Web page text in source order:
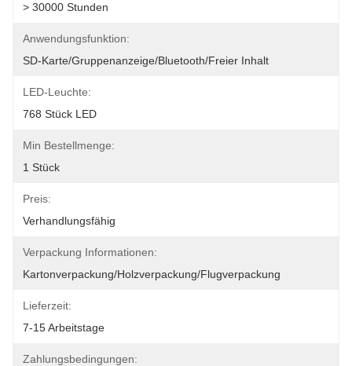
> 30000 Stunden
Anwendungsfunktion:
SD-Karte/Gruppenanzeige/Bluetooth/Freier Inhalt
LED-Leuchte:
768 Stück LED
Min Bestellmenge:
1 Stück
Preis:
Verhandlungsfähig
Verpackung Informationen:
Kartonverpackung/Holzverpackung/Flugverpackung
Lieferzeit:
7-15 Arbeitstage
Zahlungsbedingungen: